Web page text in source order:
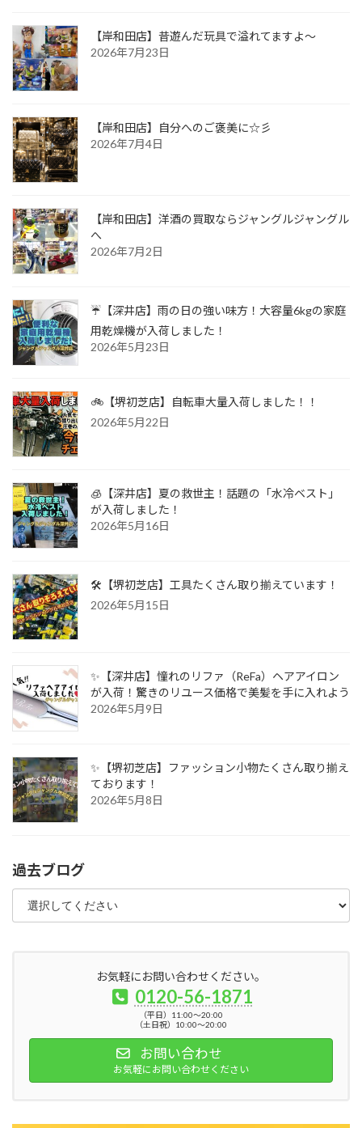
【岸和田店】昔遊んだ玩具で溢れてますよ～
2026年7月23日
【岸和田店】自分へのご褒美に☆彡
2026年7月4日
【岸和田店】洋酒の買取ならジャングルジャングル
へ
2026年7月2日
☔【深井店】雨の日の強い味方！大容量6kgの家庭
用乾燥機が入荷しました！
2026年5月23日
🚲【堺初芝店】自転車大量入荷しました！！
2026年5月22日
🧊【深井店】夏の救世主！話題の「水冷ベスト」
が入荷しました！
2026年5月16日
🛠️【堺初芝店】工具たくさん取り揃えています！
2026年5月15日
✨【深井店】憧れのリファ（ReFa）ヘアアイロン
が入荷！驚きのリユース価格で美髪を手に入れよう
2026年5月9日
✨【堺初芝店】ファッション小物たくさん取り揃え
ております！
2026年5月8日
過去ブログ
お気軽にお問い合わせください。
0120-56-1871
（平日）11:00～20:00
（土日祝）10:00～20:00
お問い合わせ
お気軽にお問い合わせください